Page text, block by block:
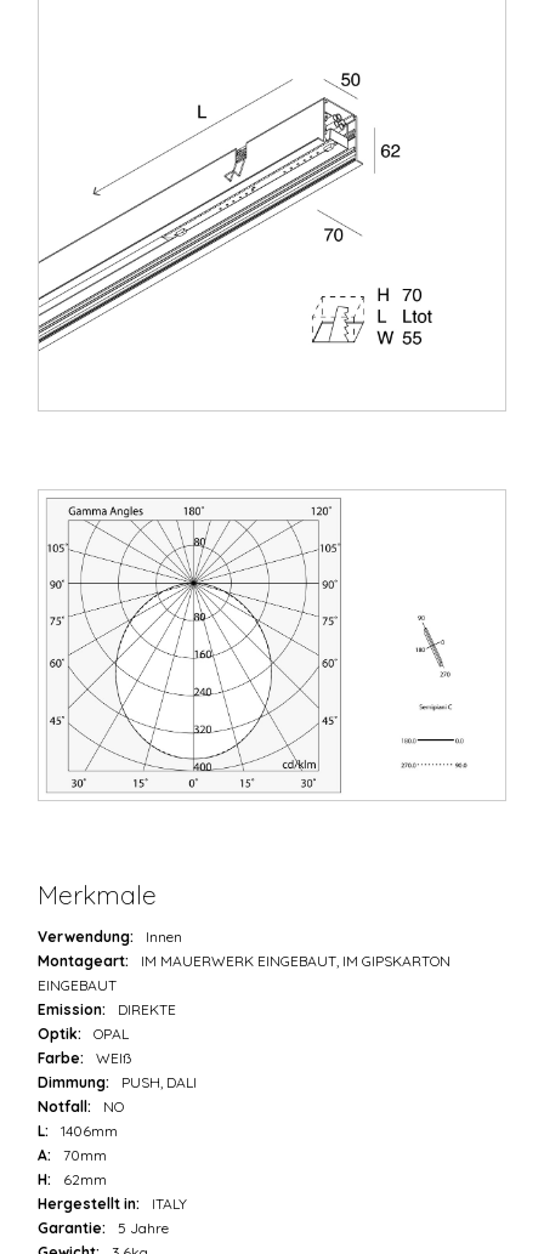
Merkmale
Verwendung:
Innen
Montageart:
IM MAUERWERK EINGEBAUT, IM GIPSKARTON
EINGEBAUT
Emission:
DIREKTE
Optik:
OPAL
Farbe:
WEIß
Dimmung:
PUSH, DALI
Notfall:
NO
L:
1406mm
A:
70mm
H:
62mm
Hergestellt in:
ITALY
Garantie:
5 Jahre